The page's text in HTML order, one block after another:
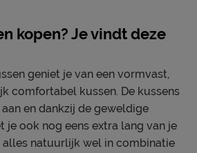
kopen? Je vindt deze
geniet je van een vormvast,
comfortabel kussen. De kussens
en dankzij de geweldige
je ook nog eens extra lang van je
alles natuurlijk wel in combinatie